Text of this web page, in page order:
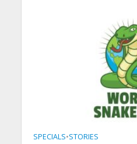
SPECIALS•STORIES